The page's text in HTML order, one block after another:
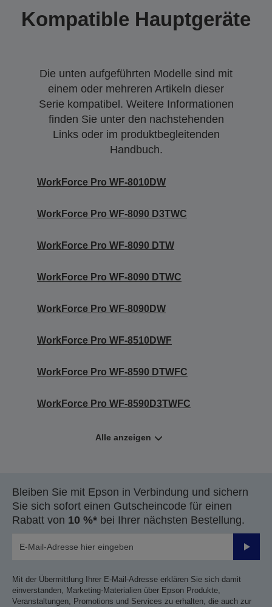
Kompatible Hauptgeräte
Die unten aufgeführten Modelle sind mit
einem oder mehreren Artikeln dieser
Serie kompatibel. Weitere Informationen
finden Sie unter den nachstehenden
Links oder im produktbegleitenden
Handbuch.
WorkForce Pro WF-8010DW
WorkForce Pro WF-8090 D3TWC
WorkForce Pro WF-8090 DTW
WorkForce Pro WF-8090 DTWC
WorkForce Pro WF-8090DW
WorkForce Pro WF-8510DWF
WorkForce Pro WF-8590 DTWFC
WorkForce Pro WF-8590D3TWFC
Alle anzeigen
Bleiben Sie mit Epson in Verbindung und sichern
Sie sich sofort einen Gutscheincode für einen
Rabatt von 10 %* bei Ihrer nächsten Bestellung.
Mit der Übermittlung Ihrer E-Mail-Adresse erklären Sie sich damit
einverstanden, Marketing-Materialien über Epson Produkte,
Veranstaltungen, Promotions und Services zu erhalten, die auch zur